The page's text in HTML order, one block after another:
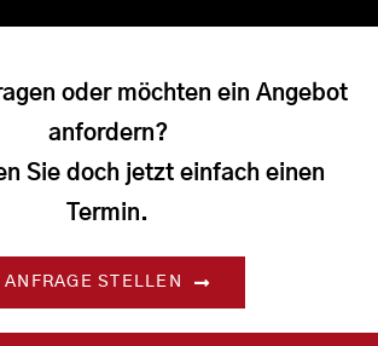
oder möchten ein Angebot
anfordern?
Sie doch jetzt einfach einen
Termin.
ANFRAGE STELLEN